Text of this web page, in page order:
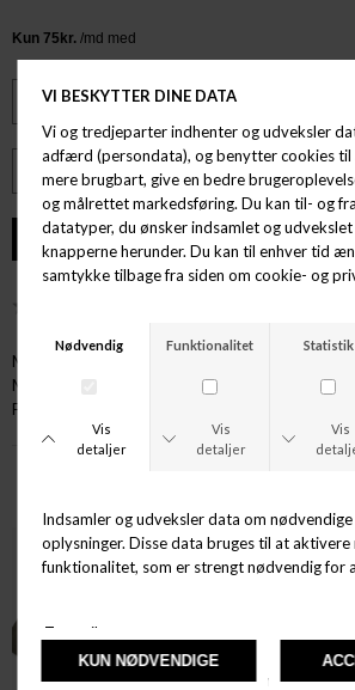
Mærke: Mads Nørgaard x JBS
Model- MNxJBS 2-Pack Tights Collab 9
Farve: 6590-9
New